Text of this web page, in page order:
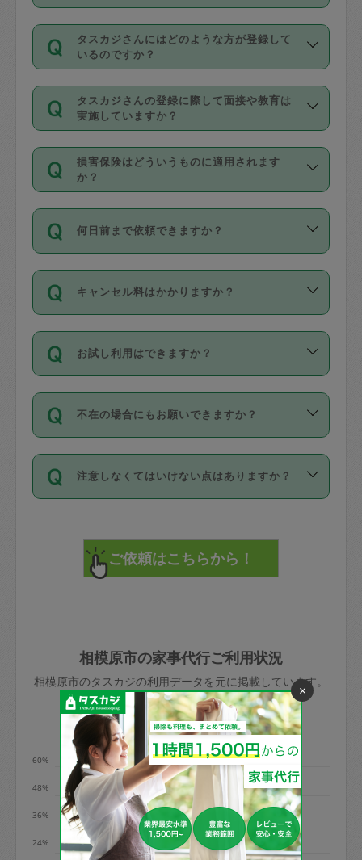
なお、タスカジさんの交通費も、依頼料
金のご請求と合わせてお支払いとなりま
動計算で表示されます。
（例：毎週定期の場合は３回以上のキャ
ンセルが有償（1200円、隔週定期の場合
は２回以上のキャンセルが有償（1200
・ＡＭ ９時～１２時
・ＰＭ １３時～１６時
・夜 １８時～２１時
開始時間を２時間前後変更することが可
能です。依頼送信後、個別にタスカジさ
んにメッセージを送り調整してくださ
い。ただし、２時間を越えての調整はで
時間も被らない場合、損害保険の対象外
掃除、整理収納、洗濯、買い物、料理、
作り置きです。タスカジさんによってで
きる仕事の範囲が異なりますので、依頼
する前にタスカジさんのプロフィールで
確認してください。
基本的に、高所での作業や危険作業、屋
外での作業は対象外です。
タスカジさんにはどのような方が登録して
いるのですか？
主婦として長年の家事経験をお持ちの
方、栄養士・調理師といった資格者で保
育園や学校の給食やレストランで料理関
係の専門職に従事されていた方、日本で
すでにハウスキーパーや英語の先生とし
てお仕事をしているフィリピン出身の
社員など様々なバックグラウンドの方が
登録しています。
日本語も話せる方など様々です。
ールに記載していますので、各自の得意
を依頼してください。
タスカジさんの登録に際して面接や教育は
実施していますか？
応募の際に、各自事務局との面接と説明
を行っています。その後、身分証明書の
写真提出をしていただいています。外国
確認しています。タスカジさんトレーニ
ング動画を使ったセルフトレーニングの
現場トライアルを受け、合格したタスカ
ジさんが活動されています。
※テストセンターの講評は１件目のレビュ
参考
【詳細】タスカジさんの登録に際
損害保険はどういうものに適用されます
か？
依頼者とタスカジさんとの間でタスカジ
を通して成立した作業時間内での作業に
適用されます。作業範囲は、掃除、洗
です。作業中に物を壊したり、人にけが
をさせたりした場合が対象で、補償金額
す。
写真を撮り、
詳細FAQ：
損害賠償保険について教えて
何日前まで依頼できますか？
ご依頼は、現在を起点に3日後（72時間
以降）の日時から受付可能となっていま
す。
タスカジさんへ「募集」をかけることが
可能です。
キャンセル料はかかりますか？
キャンセル料には、以下の2種類がありま
す。
1. 直前キャンセル（定期、スポット契約
共通）
72時間を超える※と、以下のキャンセル
料が発生します。
直前キャンセル料：
72時間前〜24時間前＝依頼料金の50%
依頼者不在による当日キャンセル＝依頼
金額の100%＋交通費全額
※例：依頼日時／土曜日午前9時開始の場
合、水曜日午前9時以降はキャンセル料が
発生
水曜日9時〜金曜日9時まで＝依頼料金の
50%
金曜日9時～土曜日8時まで＝依頼金額の
100%
お試し利用はできますか？
「お試し利用」というメニューはありま
せんが、「一回のみ」依頼を活用するこ
とによって、気に入ったタスカジさんを
まず、条件の合う気になるタスカジさ
みてください。
その後、一番気に入ったタスカジさんに
不在の場合にもお願いできますか？
不在の場合の作業はタスカジさんの同意
が必要です。数回の依頼ののち、タスカ
ジさんと依頼者の間で十分な信頼関係が
てください。
不在時に部屋に入るためにタスカジさん
きた場合は損害保険の対象外となるので
ご注意ください。
注意しなくてはいけない点はありますか？
で、必ず鍵のかかるロッカーや金庫に入
れて依頼者の責任の元管理するよう心掛
けてください。
玉、など
あわせてこちらも参照ください：初めて
利用します。注意しなくてはいけない点
はありますか？
相模原市の家事代行ご利用状況
相模原市のタスカジの利用データを元に掲載しています。
利用の多い曜日は？
24%
36%
48%
60%
×